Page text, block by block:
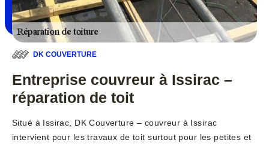
DK COUVERTURE
Entreprise couvreur à Issirac –
réparation de toit
Situé à Issirac, DK Couverture – couvreur à Issirac
intervient pour les travaux de toit surtout pour les petites et